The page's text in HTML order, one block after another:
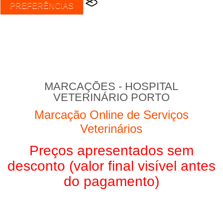
PREFERÊNCIAS
MARCAÇÕES - HOSPITAL
VETERINÁRIO PORTO
Marcação Online de Serviços
Veterinários
Preços apresentados sem
desconto (valor final visível antes
do pagamento)